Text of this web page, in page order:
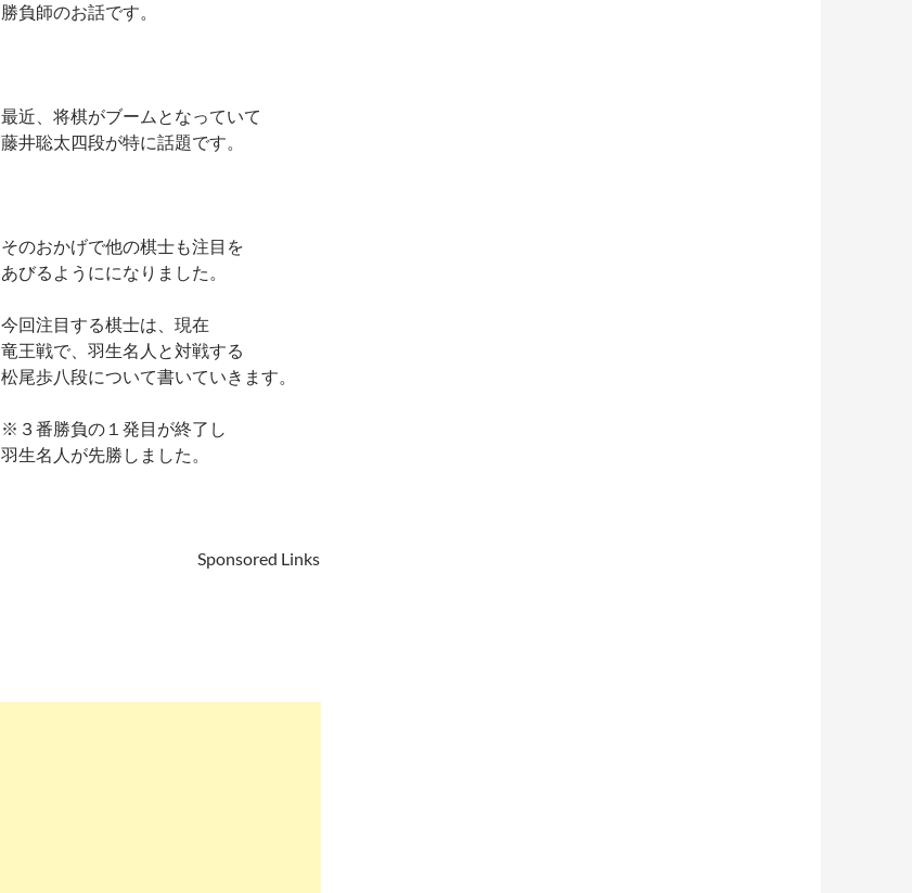
勝負師のお話です。
最近、将棋がブームとなっていて
藤井聡太四段が特に話題です。
そのおかげで他の棋士も注目を
あびるようにになりました。
今回注目する棋士は、現在
竜王戦で、羽生名人と対戦する
松尾歩八段について書いていきます。
※３番勝負の１発目が終了し
羽生名人が先勝しました。
Sponsored Links